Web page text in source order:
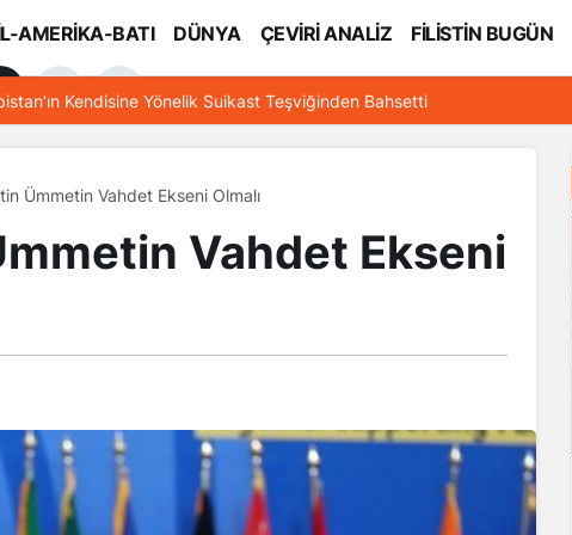
AMERİKA-BATI DÜNYA ÇEVİRİ ANALİZ FİLİSTİN BUGÜN
Kendisine Yönelik Suikast Teşviğinden Bahsetti
Ümmetin Vahdet Ekseni Olmalı
Vahdet Ekseni